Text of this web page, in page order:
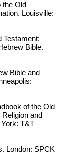
the Old
Louisville:
Testament:
Bible.
Bible and
of the Old
Religion and
T&T
London: SPCK